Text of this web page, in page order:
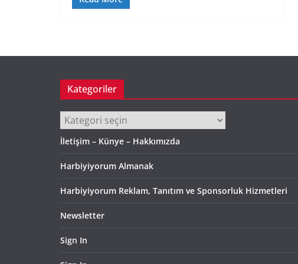
Kategoriler
Kategoriler
İletişim – Künye – Hakkımızda
Harbiyiyorum Almanak
Harbiyiyorum Reklam, Tanıtım ve Sponsorluk Hizmetleri
Newsletter
Sign In